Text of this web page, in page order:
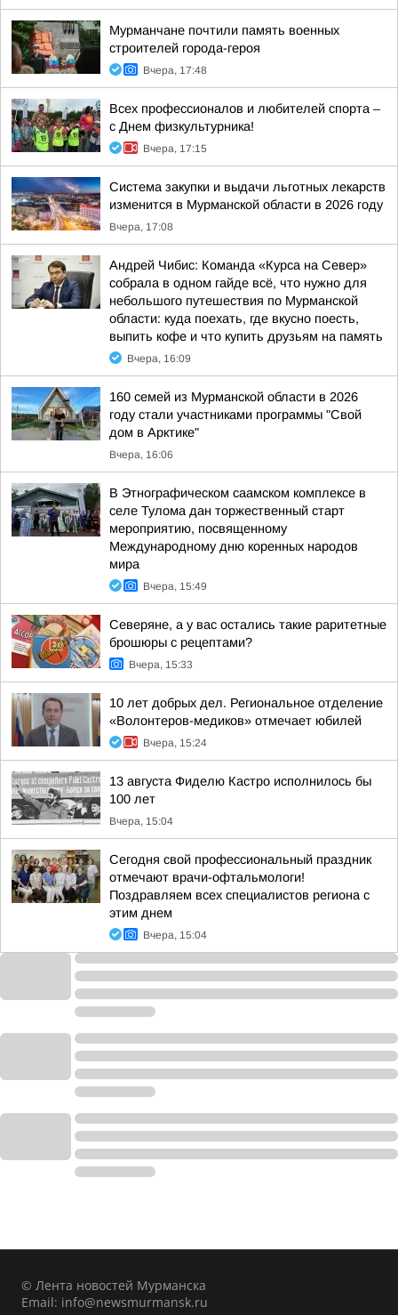
Мурманчане почтили память военных
строителей города-героя
Вчера, 17:48
Всех профессионалов и любителей спорта –
с Днем физкультурника!
Вчера, 17:15
Система закупки и выдачи льготных лекарств
изменится в Мурманской области в 2026 году
Вчера, 17:08
Андрей Чибис: Команда «Курса на Север»
собрала в одном гайде всё, что нужно для
небольшого путешествия по Мурманской
области: куда поехать, где вкусно поесть,
выпить кофе и что купить друзьям на память
Вчера, 16:09
160 семей из Мурманской области в 2026
году стали участниками программы "Свой
дом в Арктике"
Вчера, 16:06
В Этнографическом саамском комплексе в
селе Тулома дан торжественный старт
мероприятию, посвященному
Международному дню коренных народов
мира
Вчера, 15:49
Северяне, а у вас остались такие раритетные
брошюры с рецептами?
Вчера, 15:33
10 лет добрых дел. Региональное отделение
«Волонтеров-медиков» отмечает юбилей
Вчера, 15:24
13 августа Фиделю Кастро исполнилось бы
100 лет
Вчера, 15:04
Сегодня свой профессиональный праздник
отмечают врачи-офтальмологи!
Поздравляем всех специалистов региона с
этим днем
Вчера, 15:04
© Лента новостей Мурманска
Email: info@newsmurmansk.ru